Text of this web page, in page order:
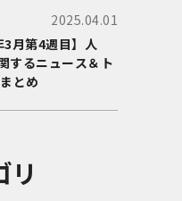
2025.04.01
3月第4週目】人
するニュース＆ト
とめ
リ